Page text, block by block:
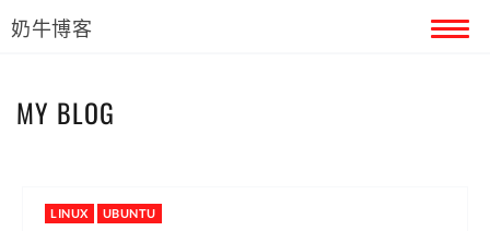
奶牛博客
MY BLOG
LINUX UBUNTU